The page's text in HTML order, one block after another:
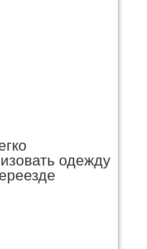
одежду